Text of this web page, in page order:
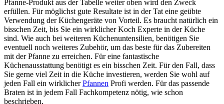
Pfanne-Produkt aus der Tabelle weiter oben wird den Zweck
erfüllen. Für möglichst gute Resultate ist in der Tat eine geübte
Verwendung der Küchengeräte von Vorteil. Es braucht natürlich ein
bisschen Zeit, bis Sie ein wirklicher Koch Experte in der Küche
sind. Wie auch bei weiteren Küchenuntensilien, benötigen Sie
eventuell noch weiteres Zubehör, um das beste für das Zubereiten
mit der Pfanne zu erreichen. Für eine fantastische
Küchenausstattung benötigt es ein bisschen Zeit. Für den Fall, dass
Sie gerne viel Zeit in die Küche investieren, werden Sie wohl auf
jeden Fall ein wirklicherPfannen Profi werden. Für das passende
Braten ist in jedem Fall Fachkompetenz nötig, wie schon
beschrieben.